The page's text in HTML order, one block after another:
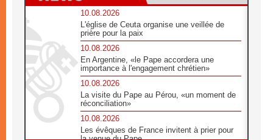
10.08.2026
L'église de Ceuta organise une veillée de
prière pour la paix
10.08.2026
En Argentine, «le Pape accordera une
importance à l'engagement chrétien»
10.08.2026
La visite du Pape au Pérou, «un moment de
réconciliation»
10.08.2026
Les évêques de France invitent à prier pour